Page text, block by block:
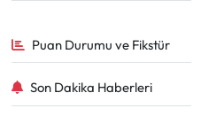
Puan Durumu ve Fikstür
Son Dakika Haberleri